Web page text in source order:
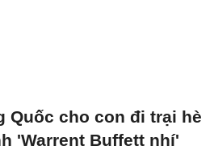
Quốc cho con đi trại hè
'Warrent Buffett nhí'